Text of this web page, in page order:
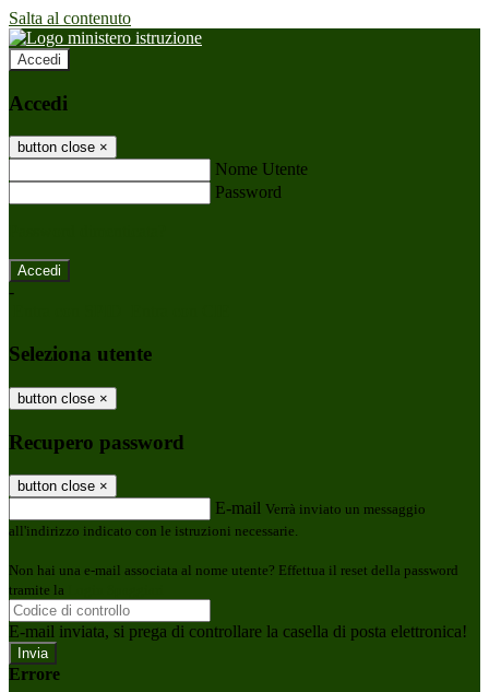
Salta al contenuto
Accedi
Accedi
button close ×
Nome Utente
Password
-
Seleziona utente
button close ×
Recupero password
button close ×
E-mail Verrà inviato un messaggio
all'indirizzo indicato con le istruzioni necessarie.
Non hai una e-mail associata al nome utente? Effettua il reset della password
tramite la
E-mail inviata, si prega di controllare la casella di posta elettronica!
Errore